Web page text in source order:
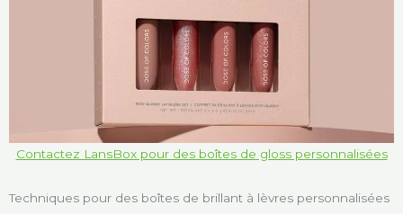
Contactez LansBox pour des boîtes de gloss personnalisées
Techniques pour des boîtes de brillant à lèvres personnalisées